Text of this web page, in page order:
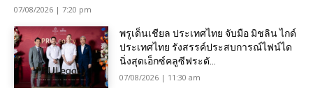
07/08/2026 | 7:20 pm
พรูเด็นเชียล ประเทศไทย จับมือ มิชลิน ไกด์
ประเทศไทย รังสรรค์ประสบการณ์ไฟน์ได
นิ่งสุดเอ็กซ์คลูซีฟระดั...
07/08/2026 | 11:30 am